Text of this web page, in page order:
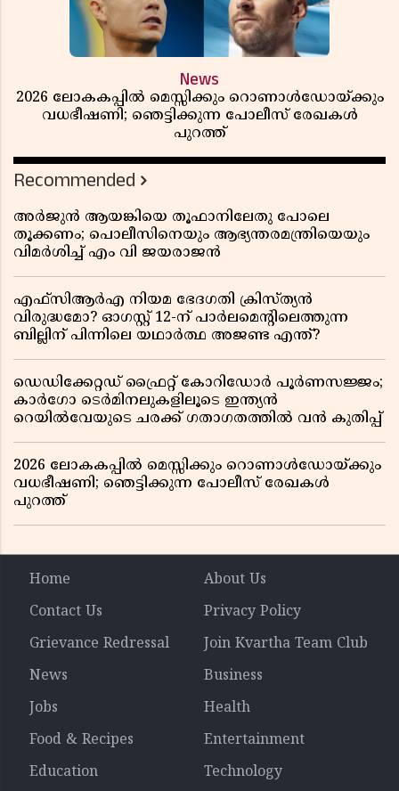
News
2026 ലോകകപ്പിൽ മെസ്സിക്കും റൊണാൾഡോയ്ക്കും
വധഭീഷണി; ഞെട്ടിക്കുന്ന പോലീസ് രേഖകൾ
പുറത്ത്
Recommended
അർജുൻ ആയങ്കിയെ തൂഫാനിലേതു പോലെ
തൂക്കണം; പൊലീസിനെയും ആഭ്യന്തരമന്ത്രിയെയും
വിമർശിച്ച് എം വി ജയരാജൻ
എഫ്സിആർഎ നിയമ ഭേദഗതി ക്രിസ്ത്യൻ
വിരുദ്ധമോ? ഓഗസ്റ്റ് 12-ന് പാർലമെന്റിലെത്തുന്ന
ബില്ലിന് പിന്നിലെ യഥാർത്ഥ അജണ്ട എന്ത്?
ഡെഡിക്കേറ്റഡ് ഫ്രൈറ്റ് കോറിഡോർ പൂർണസജ്ജം;
കാർഗോ ടെർമിനലുകളിലൂടെ ഇന്ത്യൻ
റെയിൽവേയുടെ ചരക്ക് ഗതാഗതത്തിൽ വൻ കുതിപ്പ്
2026 ലോകകപ്പിൽ മെസ്സിക്കും റൊണാൾഡോയ്ക്കും
വധഭീഷണി; ഞെട്ടിക്കുന്ന പോലീസ് രേഖകൾ
പുറത്ത്
Home
About Us
Contact Us
Privacy Policy
Grievance Redressal
Join Kvartha Team Club
News
Business
Jobs
Health
Food & Recipes
Entertainment
Education
Technology